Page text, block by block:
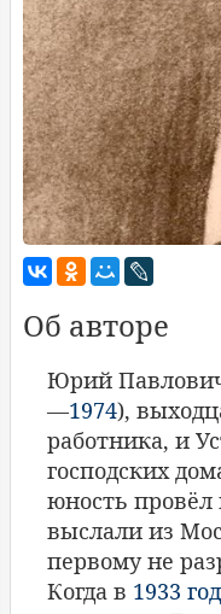
Об авторе
Юрий Павлович
—1974),
работника, и
господских
юность провёл
выслали из
первому не
Когда в 1933